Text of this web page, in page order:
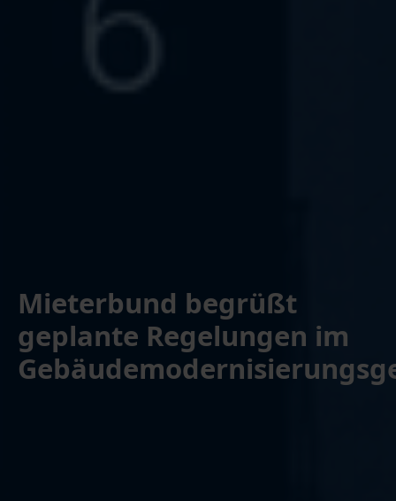
Mieterbund begrüßt
geplante Regelungen im